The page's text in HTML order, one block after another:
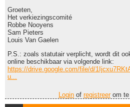
Groeten,
Het verkiezingscomité
Robbe Nooyens
Sam Pieters
Louis Van Gaelen
P.S.: zoals statutair verplicht, wordt dit
online beschikbaar via volgende link:
https://drive.google.com/file/d/
u...
Login of registreerom te